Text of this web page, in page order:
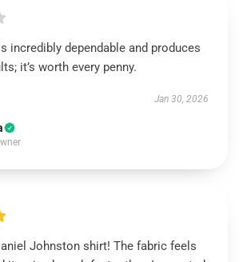
incredibly dependable and produces
it’s worth every penny.
Jan 30, 2026
Johnston shirt! The fabric feels